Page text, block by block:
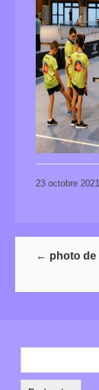
23 octobre 2021
← photo